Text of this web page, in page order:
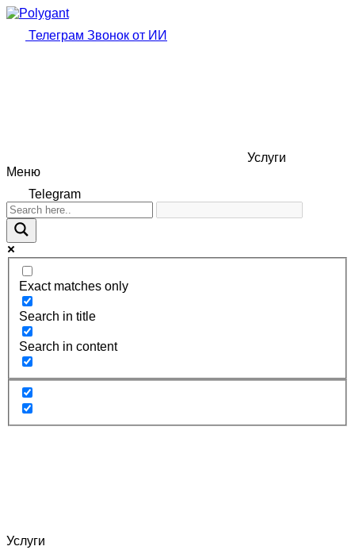
Телеграм Звонок от ИИ
Услуги
Меню
Telegram
Exact matches only
Search in title
Search in content
Услуги